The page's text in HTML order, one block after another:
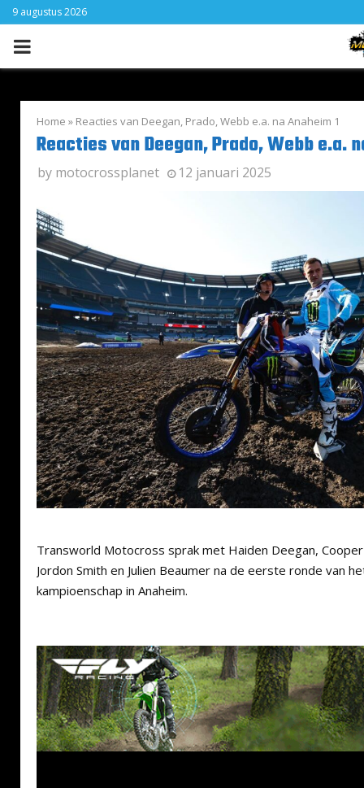
9 augustus 2026
PRIMARY
Home » Reacties van Deegan, Prado, Webb e.a. na Anaheim 1
Reacties van Deegan, Prado, Webb e.a.
by motocrossplanet 12 januari 2025
Transworld Motocross sprak met Haiden Deegan,
Jordon Smith en Julien Beaumer na de eerste ronde van
kampioenschap in Anaheim.